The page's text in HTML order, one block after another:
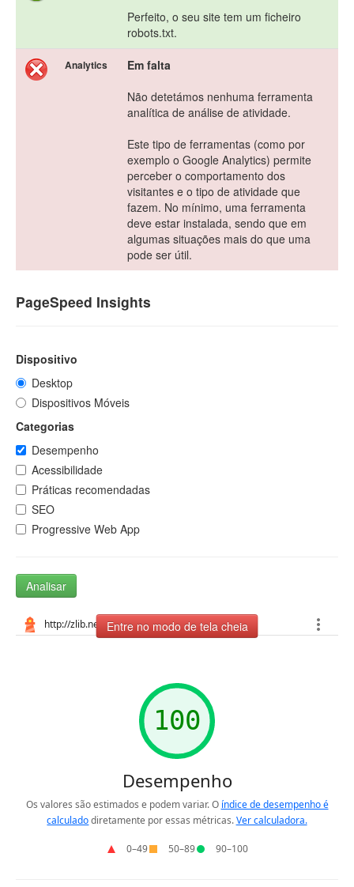
Perfeito, o seu site tem um ficheiro
robots.txt.
Analytics
Em falta
Não detetámos nenhuma ferramenta
analítica de análise de atividade.
Este tipo de ferramentas (como por
exemplo o Google Analytics) permite
perceber o comportamento dos
visitantes e o tipo de atividade que
fazem. No mínimo, uma ferramenta
deve estar instalada, sendo que em
algumas situações mais do que uma
pode ser útil.
PageSpeed Insights
Dispositivo
Desktop
Dispositivos Móveis
Categorias
Desempenho
Acessibilidade
Práticas recomendadas
SEO
Progressive Web App
Analisar
Entre no modo de tela cheia